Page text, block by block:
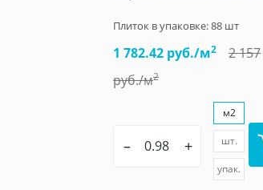
Плиток в упаковке:88 шт
1 782.42 руб./м2
2 157
руб./м2
– +
м2
шт.
упак.